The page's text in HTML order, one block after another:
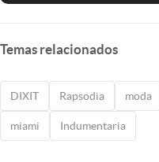
Temas relacionados
DIXIT Rapsodia moda
miami Indumentaria